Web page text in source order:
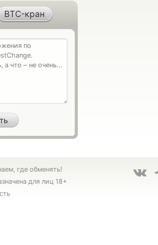
BTC-кран
где обменять!
для лиц 18+